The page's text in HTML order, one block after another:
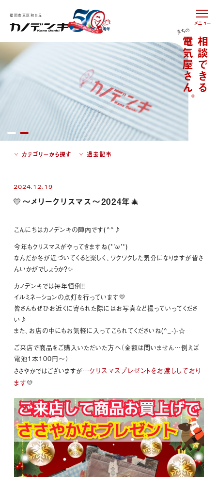
メニュー
福岡市東区和白丘
カテゴリーから探す 過去記事
2024.12.19
💛～メリークリスマス～2024年🎄
こんにちはカノデンキの陣内です(^^♪
今年もクリスマスがやってきますね(*’ω’*)
なんだか冬が近づいてくると楽しく、ワクワクした気分になりますが皆さ
んいかがでしょうか？✨
カノデンキでは毎年恒例！！
イルミネーションの点灯を行っています💛
皆さんもぜひお近くに寄られた際にはお写真など撮っていってくださ
い♪
また、お店の中にもお気軽に入ってこられてくださいね(^_-)-☆
ご来店で商品をご購入いただいた方へ（金額は問いません…例えば
電池1本100円～）
ささやかではございますが…クリスマスプレゼントをお渡ししており
ます💛